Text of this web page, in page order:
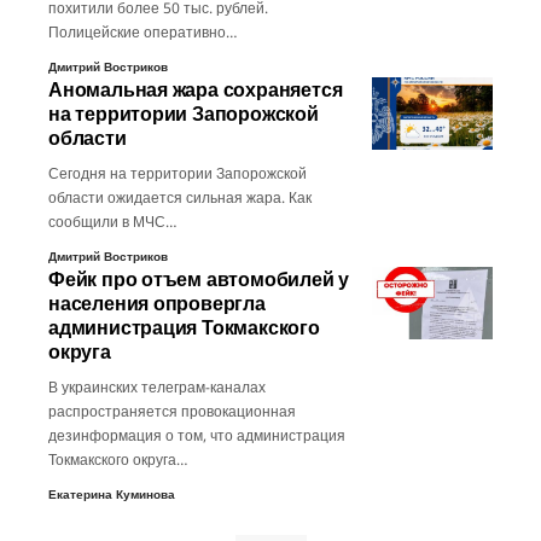
похитили более 50 тыс. рублей.
Полицейские оперативно…
Дмитрий Востриков
Аномальная жара сохраняется
на территории Запорожской
области
Сегодня на территории Запорожской
области ожидается сильная жара. Как
сообщили в МЧС…
Дмитрий Востриков
Фейк про отъем автомобилей у
населения опровергла
администрация Токмакского
округа
В украинских телеграм-каналах
распространяется провокационная
дезинформация о том, что администрация
Токмакского округа…
Екатерина Куминова